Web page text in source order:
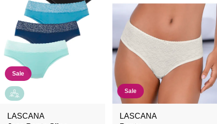
Sale
LASCANA
Sale
LASCANA